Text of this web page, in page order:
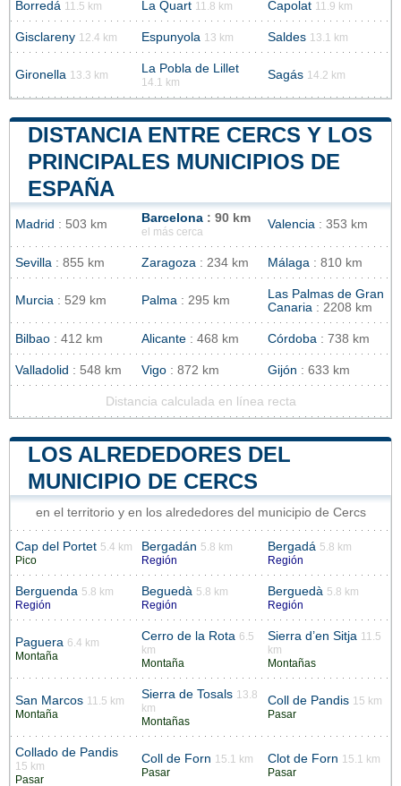
Borredá 11.5 km La Quart 11.8 km Capolat 11.9 km
Gisclareny 12.4 km Espunyola 13 km Saldes 13.1 km
Gironella 13.3 km La Pobla de Lillet
14.1 km
Sagás 14.2 km
DISTANCIA ENTRE CERCS Y LOS
PRINCIPALES MUNICIPIOS DE
ESPAÑA
Madrid : 503 km Barcelona : 90 km
el más cerca
Valencia : 353 km
Sevilla : 855 km Zaragoza : 234 km Málaga : 810 km
Murcia : 529 km Palma : 295 km
Las Palmas de Gran
Canaria : 2208 km
Bilbao : 412 km Alicante : 468 km Córdoba : 738 km
Valladolid : 548 km Vigo : 872 km Gijón : 633 km
Distancia calculada en línea recta
LOS ALREDEDORES DEL
MUNICIPIO DE CERCS
en el territorio y en los alrededores del municipio de Cercs
Cap del Portet 5.4 km
Pico
Bergadán 5.8 km
Región
Bergadá 5.8 km
Región
Berguenda 5.8 km
Región
Beguedà 5.8 km
Región
Berguedà 5.8 km
Región
Paguera 6.4 km
Montaña
Cerro de la Rota 6.5
km
Montaña
Sierra d’en Sitja 11.5
km
Montañas
San Marcos 11.5 km
Montaña
Sierra de Tosals 13.8
km
Montañas
Coll de Pandis 15 km
Pasar
Collado de Pandis
15 km
Pasar
Coll de Forn 15.1 km
Pasar
Clot de Forn 15.1 km
Pasar